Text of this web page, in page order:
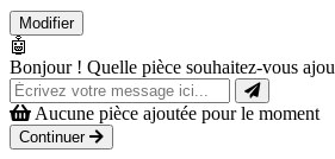
Modifier
🤖
Bonjour ! Quelle pièce souhaitez-vous
Aucune pièce ajoutée pour le moment
Continuer